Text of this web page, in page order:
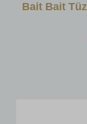
Bait Bait